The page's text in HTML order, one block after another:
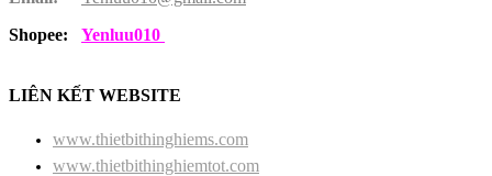
Shopee:
Yenluu010
LIÊN KẾT WEBSITE
www.thietbithinghiems.com
www.thietbithinghiemtot.com